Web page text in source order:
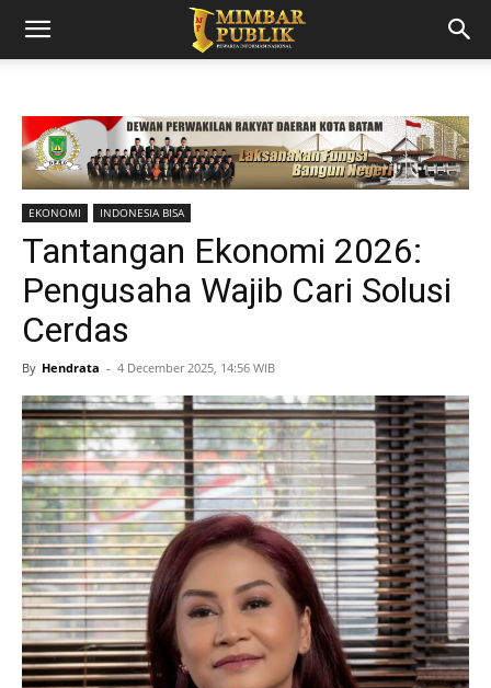
EKONOMI INDONESIA BISA
Tantangan Ekonomi 2026:
Pengusaha Wajib Cari Solusi
Cerdas
By Hendrata - 4 December 2025, 14:56 WIB